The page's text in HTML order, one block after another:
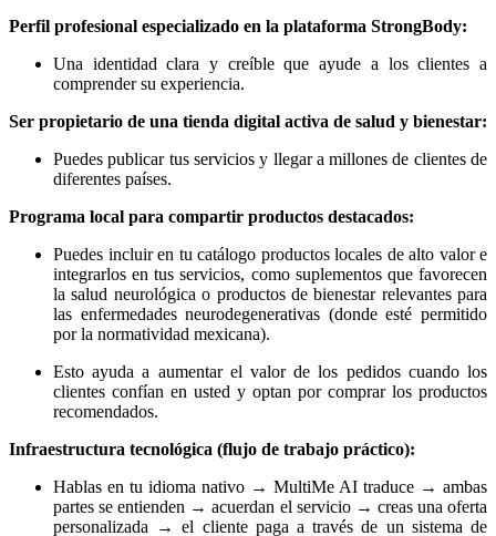
Perfil profesional especializado en la plataforma StrongBody:
Una identidad clara y creíble que ayude a los clientes a
comprender su experiencia.
Ser propietario de una tienda digital activa de salud y bienestar:
Puedes publicar tus servicios y llegar a millones de clientes de
diferentes países.
Programa local para compartir productos destacados:
Puedes incluir en tu catálogo productos locales de alto valor e
integrarlos en tus servicios, como suplementos que favorecen
la salud neurológica o productos de bienestar relevantes para
las enfermedades neurodegenerativas (donde esté permitido
por la normatividad mexicana).
Esto ayuda a aumentar el valor de los pedidos cuando los
clientes confían en usted y optan por comprar los productos
recomendados.
Infraestructura tecnológica (flujo de trabajo práctico):
Hablas en tu idioma nativo → MultiMe AI traduce → ambas
partes se entienden → acuerdan el servicio → creas una oferta
personalizada → el cliente paga a través de un sistema de